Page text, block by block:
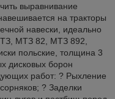
выравнивание
на тракторы
навески, идеально
МТЗ 82, МТЗ 892,
польские, толщина 3
дисковых борон
работ: ? Рыхление
? Заделки